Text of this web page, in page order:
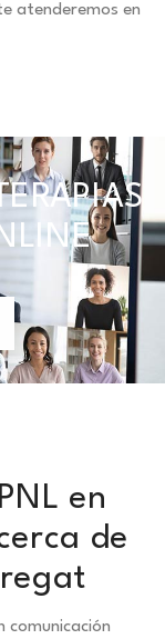
atenderemos en
en
de
comunicación